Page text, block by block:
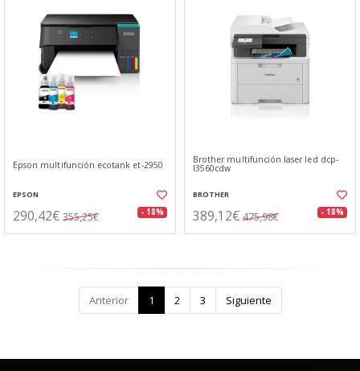
Epson multifunción ecotank et-2950
EPSON
290,42€ 355,25€ - 18%
Brother multifunción laser led dcp-
l3560cdw
BROTHER
389,12€ 475,98€ - 18%
Anterior 1 2 3 Siguiente